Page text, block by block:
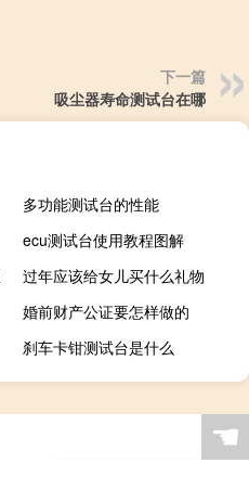
下一篇
吸尘器寿命测试台在哪
多功能测试台的性能
ecu测试台使用教程图解
过年应该给女儿买什么礼物
婚前财产公证要怎样做的
刹车卡钳测试台是什么
☚